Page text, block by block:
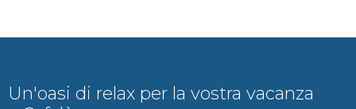
Un'oasi di relax per la vostra vacanza